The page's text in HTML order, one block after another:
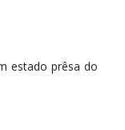
estado prêsa do